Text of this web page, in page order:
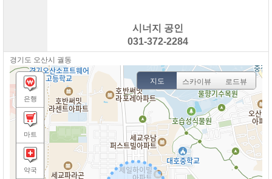
시너지 공인
031-372-2284
경기도 오산시 궐동
지도 스카이뷰 로드뷰
은행
마트
약국